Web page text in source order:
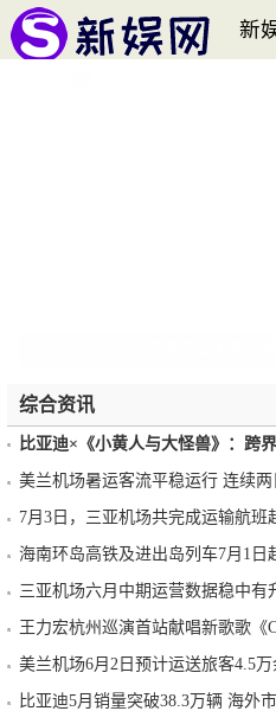
新
综合资讯
比亚迪×《小黄人与大怪兽》：跨
7月3日，三亚机场共完成运输航班
海南环岛高铁及进出岛列车7月1日
王力宏杭州巡演首站献唱新歌歌《
美兰机场6月2日预计运送旅客4.5万
比亚迪5月销量突破38.3万辆 海外